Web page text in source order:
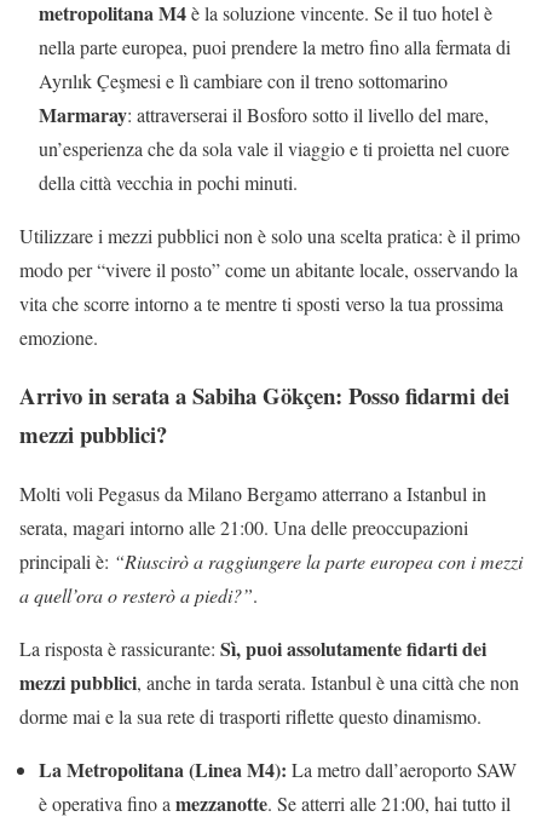
metropolitana M4è la soluzione vincente. Se il tuo hotel è
nella parte europea, puoi prendere la metro fino alla fermata di
Ayrılık Çeşmesi e lì cambiare con il treno sottomarino
Marmaray: attraverserai il Bosforo sotto il livello del mare,
un’esperienza che da sola vale il viaggio e ti proietta nel cuore
della città vecchia in pochi minuti.
Utilizzare i mezzi pubblici non è solo una scelta pratica: è il primo
modo per “vivere il posto” come un abitante locale, osservando la
vita che scorre intorno a te mentre ti sposti verso la tua prossima
emozione.
Arrivo in serata a Sabiha Gökçen: Posso fidarmi dei
mezzi pubblici?
Molti voli Pegasus da Milano Bergamo atterrano a Istanbul in
serata, magari intorno alle 21:00. Una delle preoccupazioni
principali è: “Riuscirò a raggiungere la parte europea con i mezzi
a quell’ora o resterò a piedi?”.
La risposta è rassicurante: Sì, puoi assolutamente fidarti dei
mezzi pubblici, anche in tarda serata. Istanbul è una città che non
dorme mai e la sua rete di trasporti riflette questo dinamismo.
La Metropolitana (Linea M4): La metro dall’aeroporto SAW
è operativa fino a mezzanotte. Se atterri alle 21:00, hai tutto il